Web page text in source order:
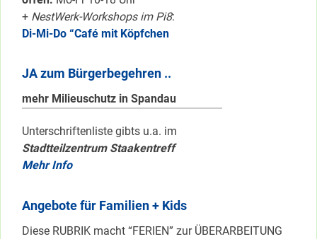
+ NestWerk-Workshops im Pi8:
Di-Mi-Do “Café mit Köpfchen
JA zum Bürgerbegehren ..
mehr Milieuschutz in Spandau
Unterschriftenliste gibts u.a. im
Stadtteilzentrum Staakentreff
Mehr Info
Angebote für Familien + Kids
Diese RUBRIK macht “FERIEN” zur ÜBERARBEITUNG